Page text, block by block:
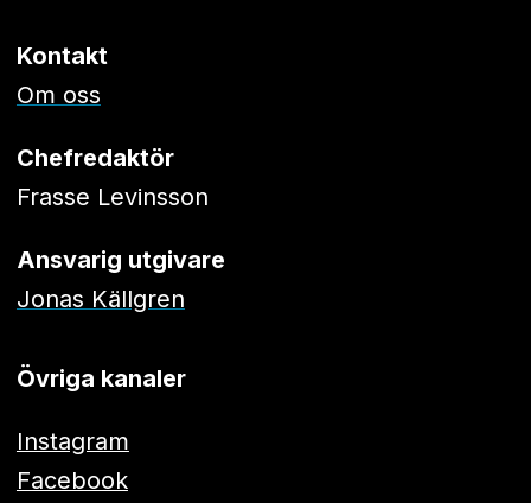
Kontakt
Om oss
Chefredaktör
Frasse Levinsson
Ansvarig utgivare
Jonas Källgren
Övriga kanaler
Instagram
Facebook